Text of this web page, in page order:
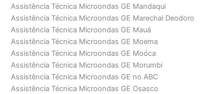
Assistência Técnica Microondas GE Mandaqui
Assistência Técnica Microondas GE Marechal Deodoro
Assistência Técnica Microondas GE Mauá
Assistência Técnica Microondas GE Moema
Assistência Técnica Microondas GE Moóca
Assistência Técnica Microondas GE Morumbi
Assistência Técnica Microondas GE no ABC
Assistência Técnica Microondas GE Osasco